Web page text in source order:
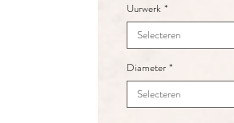
Uurwerk *
Selecteren
Diameter *
Selecteren